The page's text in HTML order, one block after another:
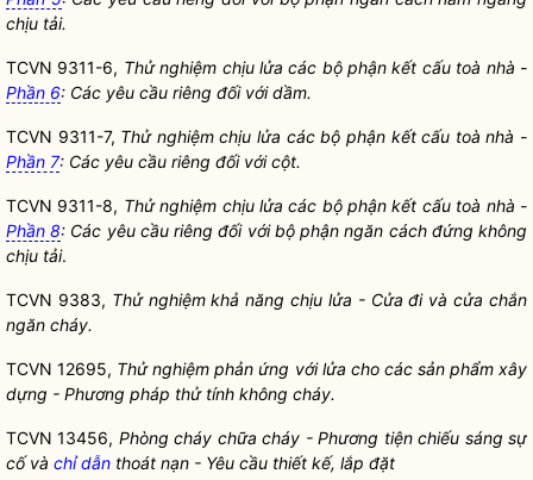
chịu tải.
TCVN 9311-6, Thử nghiệm chịu lửa các bộ phận kết cấu toà nhà -
Phần 6: Các yêu cầu riêng đối với dầm.
TCVN 9311-7, Thử nghiệm chịu lửa các bộ phận kết cấu toà nhà -
Phần 7: Các yêu cầu riêng đối với cột.
TCVN 9311-8, Thử nghiệm chịu lửa các bộ phận kết cấu toà nhà -
Phần 8: Các yêu cầu riêng đối với bộ phận ngăn cách đứng không
chịu tải.
TCVN 9383, Thử nghiệm khả năng chịu lửa - Cửa đi và cửa chắn
ngăn cháy.
TCVN 12695, Thử nghiệm phản ứng với lửa cho các sản phẩm xây
dựng - Phương pháp thử tính không cháy.
TCVN 13456, Phòng cháy chữa cháy - Phương tiện chiếu sáng sự
cố và chỉ dẫn thoát nạn - Yêu cầu thiết kế, lắp đặt